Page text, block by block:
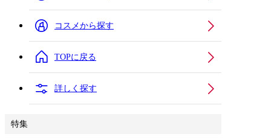
コスメから探す
TOPに戻る
詳しく探す
特集